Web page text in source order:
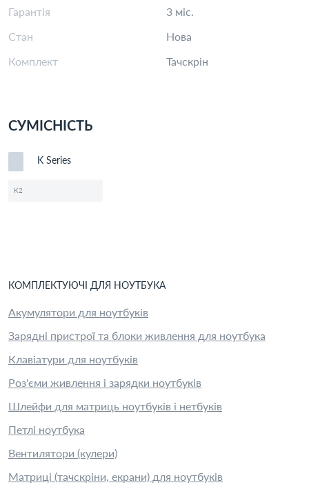
Гарантія
3 міс.
Стан
Нова
Комплект
Тачскрін
СУМІСНІСТЬ
K Series
K2
КОМПЛЕКТУЮЧІ ДЛЯ НОУТБУКА
Акумулятори для ноутбуків
Зарядні пристрої та блоки живлення для ноутбука
Клавіатури для ноутбуків
Роз'єми живлення і зарядки ноутбуків
Шлейфи для матриць ноутбуків і нетбуків
Петлі ноутбука
Вентилятори (кулери)
Матриці (тачскріни, екрани) для ноутбуків